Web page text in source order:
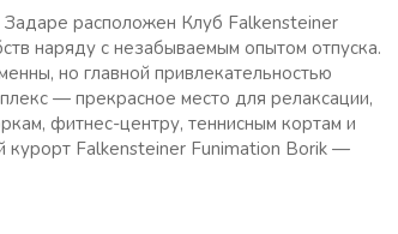
расположен Клуб Falkensteiner
наряду с незабываемым опытом отпуска.
но главной привлекательностью
— прекрасное место для релаксации,
фитнес-центру, теннисным кортам и
курорт Falkensteiner Funimation Borik —